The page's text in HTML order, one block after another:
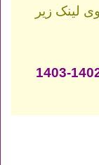
لینک زیر